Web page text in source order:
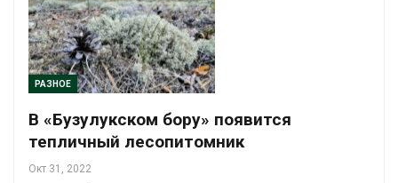
РАЗНОЕ
В «Бузулукском бору» появится
тепличный лесопитомник
Окт 31, 2022